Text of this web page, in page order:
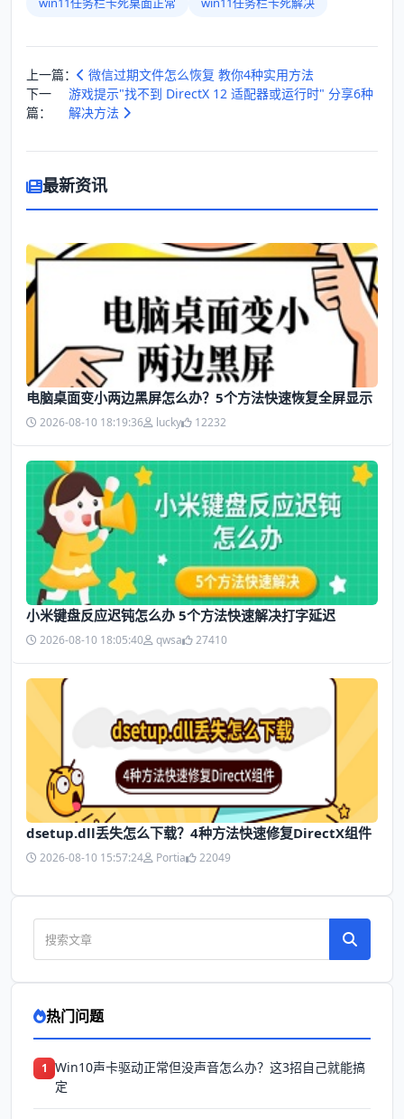
上一篇：
微信过期文件怎么恢复 教你4种实用方法
下一
篇：
游戏提示"找不到 DirectX 12 适配器或运行时" 分享6种
解决方法
最新资讯
电脑桌面变小两边黑屏怎么办？5个方法快速恢复全屏显示
2026-08-10 18:19:36 lucky 12232
小米键盘反应迟钝怎么办 5个方法快速解决打字延迟
2026-08-10 18:05:40 qwsa 27410
dsetup.dll丢失怎么下载？4种方法快速修复DirectX组件
2026-08-10 15:57:24 Portia 22049
热门问题
1 Win10声卡驱动正常但没声音怎么办？这3招自己就能搞
定